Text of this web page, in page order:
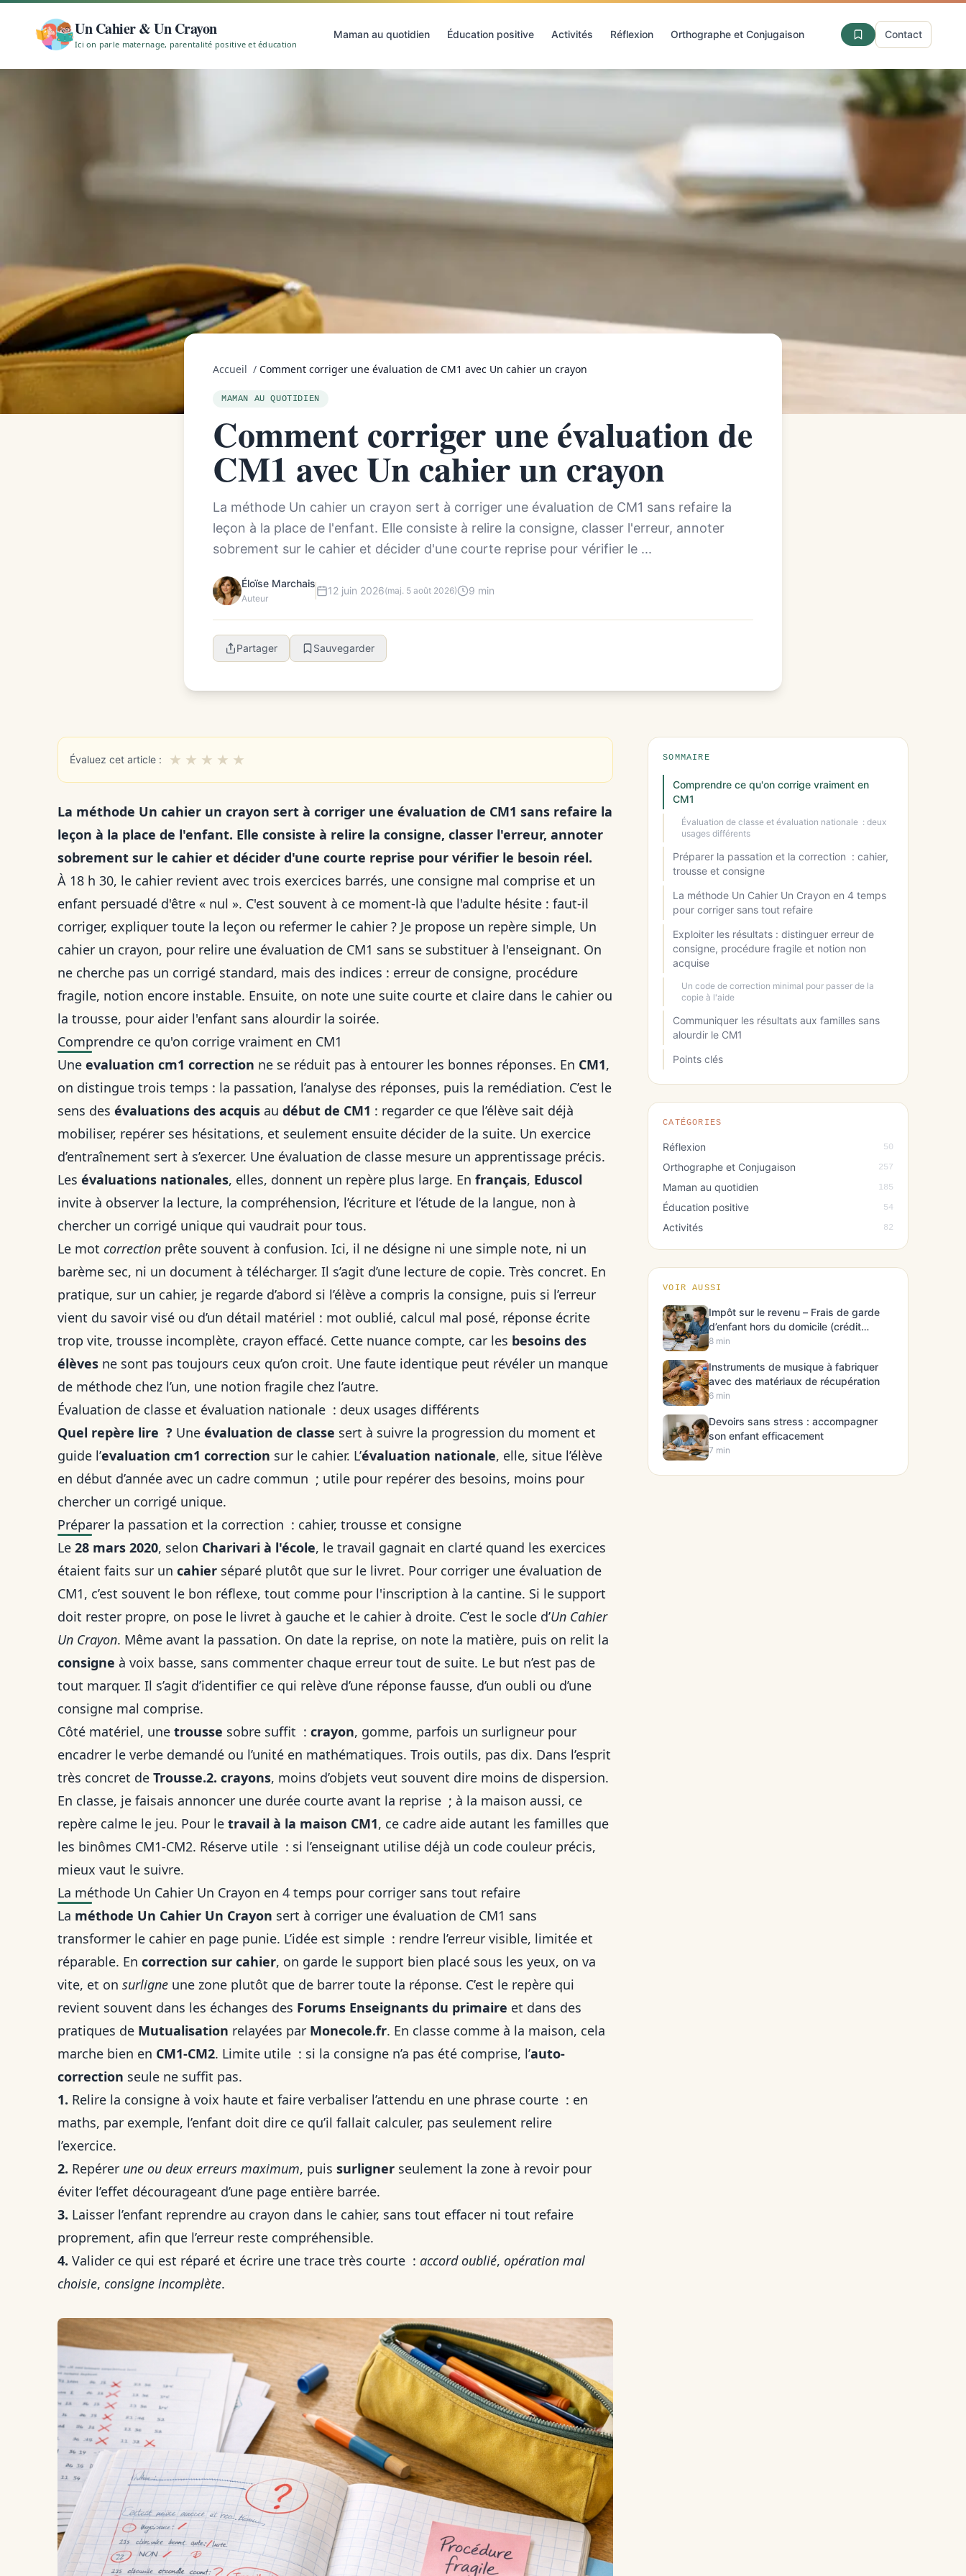
Un Cahier & Un Crayon
Ici on parle maternage, parentalité positive et éducation
Maman au quotidien Éducation positive Activités Réflexion Orthographe et Conjugaison Contact
Accueil / Comment corriger une évaluation de CM1 avec Un cahier un crayon
MAMAN AU QUOTIDIEN
Comment corriger une évaluation de
CM1 avec Un cahier un crayon
La méthode Un cahier un crayon sert à corriger une évaluation de CM1 sans refaire la
leçon à la place de l'enfant. Elle consiste à relire la consigne, classer l'erreur, annoter
sobrement sur le cahier et décider d'une courte reprise pour vérifier le ...
Éloïse Marchais
Auteur
12 juin 2026(maj. 5 août 2026) 9 min
Partager Sauvegarder
Évaluez cet article : ★ ★ ★ ★ ★
La méthode Un cahier un crayon sert à corriger une évaluation de CM1 sans refaire la
leçon à la place de l'enfant. Elle consiste à relire la consigne, classer l'erreur, annoter
sobrement sur le cahier et décider d'une courte reprise pour vérifier le besoin réel.
À 18 h 30, le cahier revient avec trois exercices barrés, une consigne mal comprise et un
enfant persuadé d'être « nul ». C'est souvent à ce moment-là que l'adulte hésite : faut-il
corriger, expliquer toute la leçon ou refermer le cahier ? Je propose un repère simple, Un
cahier un crayon, pour relire une évaluation de CM1 sans se substituer à l'enseignant. On
ne cherche pas un corrigé standard, mais des indices : erreur de consigne, procédure
fragile, notion encore instable. Ensuite, on note une suite courte et claire dans le cahier ou
la trousse, pour aider l'enfant sans alourdir la soirée.
Comprendre ce qu'on corrige vraiment en CM1
Une evaluation cm1 correction ne se réduit pas à entourer les bonnes réponses. En CM1,
on distingue trois temps : la passation, l’analyse des réponses, puis la remédiation. C’est le
sens des évaluations des acquis au début de CM1 : regarder ce que l’élève sait déjà
mobiliser, repérer ses hésitations, et seulement ensuite décider de la suite. Un exercice
d’entraînement sert à s’exercer. Une évaluation de classe mesure un apprentissage précis.
Les évaluations nationales, elles, donnent un repère plus large. En français, Eduscol
invite à observer la lecture, la compréhension, l’écriture et l’étude de la langue, non à
chercher un corrigé unique qui vaudrait pour tous.
Le mot correction prête souvent à confusion. Ici, il ne désigne ni une simple note, ni un
barème sec, ni un document à télécharger. Il s’agit d’une lecture de copie. Très concret. En
pratique, sur un cahier, je regarde d’abord si l’élève a compris la consigne, puis si l’erreur
vient du savoir visé ou d’un détail matériel : mot oublié, calcul mal posé, réponse écrite
trop vite, trousse incomplète, crayon effacé. Cette nuance compte, car les besoins des
élèves ne sont pas toujours ceux qu’on croit. Une faute identique peut révéler un manque
de méthode chez l’un, une notion fragile chez l’autre.
Évaluation de classe et évaluation nationale : deux usages différents
Quel repère lire ? Une évaluation de classe sert à suivre la progression du moment et
guide l’evaluation cm1 correction sur le cahier. L’évaluation nationale, elle, situe l’élève
en début d’année avec un cadre commun ; utile pour repérer des besoins, moins pour
chercher un corrigé unique.
Préparer la passation et la correction : cahier, trousse et consigne
Le 28 mars 2020, selon Charivari à l'école, le travail gagnait en clarté quand les exercices
étaient faits sur un cahier séparé plutôt que sur le livret. Pour corriger une évaluation de
CM1, c’est souvent le bon réflexe, tout comme pour l'inscription à la cantine. Si le support
doit rester propre, on pose le livret à gauche et le cahier à droite. C’est le socle d’Un Cahier
Un Crayon. Même avant la passation. On date la reprise, on note la matière, puis on relit la
consigne à voix basse, sans commenter chaque erreur tout de suite. Le but n’est pas de
tout marquer. Il s’agit d’identifier ce qui relève d’une réponse fausse, d’un oubli ou d’une
consigne mal comprise.
Côté matériel, une trousse sobre suffit : crayon, gomme, parfois un surligneur pour
encadrer le verbe demandé ou l’unité en mathématiques. Trois outils, pas dix. Dans l’esprit
très concret de Trousse.2. crayons, moins d’objets veut souvent dire moins de dispersion.
En classe, je faisais annoncer une durée courte avant la reprise ; à la maison aussi, ce
repère calme le jeu. Pour le travail à la maison CM1, ce cadre aide autant les familles que
les binômes CM1-CM2. Réserve utile : si l’enseignant utilise déjà un code couleur précis,
mieux vaut le suivre.
La méthode Un Cahier Un Crayon en 4 temps pour corriger sans tout refaire
La méthode Un Cahier Un Crayon sert à corriger une évaluation de CM1 sans
transformer le cahier en page punie. L’idée est simple : rendre l’erreur visible, limitée et
réparable. En correction sur cahier, on garde le support bien placé sous les yeux, on va
vite, et on surligne une zone plutôt que de barrer toute la réponse. C’est le repère qui
revient souvent dans les échanges des Forums Enseignants du primaire et dans des
pratiques de Mutualisation relayées par Monecole.fr. En classe comme à la maison, cela
marche bien en CM1-CM2. Limite utile : si la consigne n’a pas été comprise, l’auto-
correction seule ne suffit pas.
1. Relire la consigne à voix haute et faire verbaliser l’attendu en une phrase courte : en
maths, par exemple, l’enfant doit dire ce qu’il fallait calculer, pas seulement relire
l’exercice.
2. Repérer une ou deux erreurs maximum, puis surligner seulement la zone à revoir pour
éviter l’effet décourageant d’une page entière barrée.
3. Laisser l’enfant reprendre au crayon dans le cahier, sans tout effacer ni tout refaire
proprement, afin que l’erreur reste compréhensible.
4. Valider ce qui est réparé et écrire une trace très courte : accord oublié, opération mal
choisie, consigne incomplète.
SOMMAIRE
Comprendre ce qu'on corrige vraiment en
CM1
Évaluation de classe et évaluation nationale : deux
usages différents
Préparer la passation et la correction : cahier,
trousse et consigne
La méthode Un Cahier Un Crayon en 4 temps
pour corriger sans tout refaire
Exploiter les résultats : distinguer erreur de
consigne, procédure fragile et notion non
acquise
Un code de correction minimal pour passer de la
copie à l'aide
Communiquer les résultats aux familles sans
alourdir le CM1
Points clés
CATÉGORIES
Réflexion 50
Orthographe et Conjugaison 257
Maman au quotidien 185
Éducation positive 54
Activités 82
VOIR AUSSI
Impôt sur le revenu – Frais de garde
d’enfant hors du domicile (crédit
d’impôt)
8 min
Instruments de musique à fabriquer
avec des matériaux de récupération
6 min
Devoirs sans stress : accompagner
son enfant efficacement
7 min